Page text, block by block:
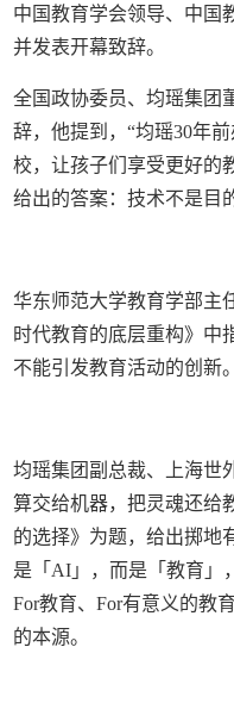
中国教育学会领导、中国
并发表开幕致辞。
全国政协委员、均瑶集团
辞，他提到，“均瑶30年
校，让孩子们享受更好的
给出的答案：技术不是目
华东师范大学教育学部主
时代教育的底层重构》中
不能引发教育活动的创新。
均瑶集团副总裁、上海世
算交给机器，把灵魂还
的选择》为题，给出掷
是「AI」，而是「教育」
For教育、For有意义的教
的本源。